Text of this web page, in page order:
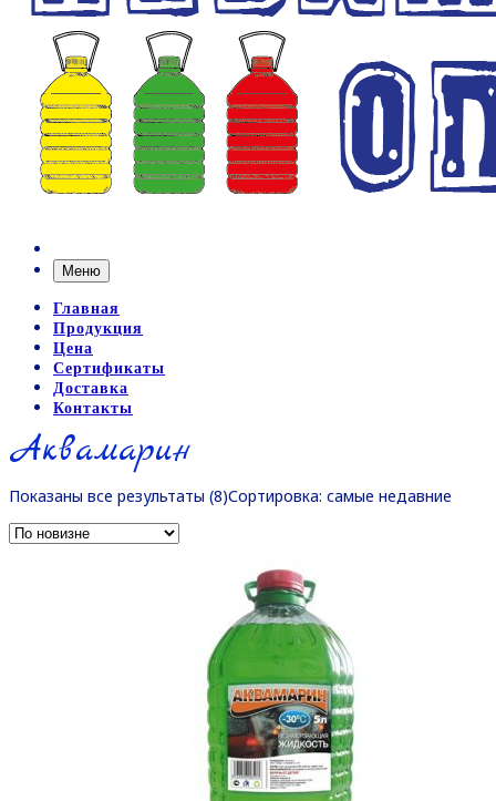
Меню
Главная
Продукция
Цена
Сертификаты
Доставка
Контакты
Аквамарин
Показаны все результаты (8)Сортировка: самые недавние